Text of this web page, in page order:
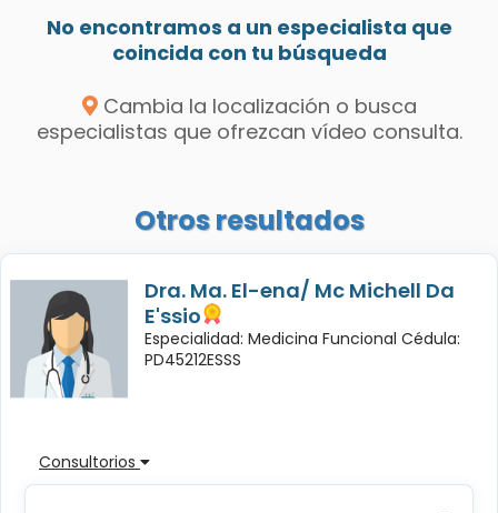
No encontramos a un especialista que
coincida con tu búsqueda
Cambia la localización o busca
especialistas que ofrezcan vídeo consulta.
Otros resultados
Dra. Ma. El-ena/ Mc Michell Da
E'ssio
Especialidad: Medicina Funcional Cédula:
PD45212ESSS
Consultorios